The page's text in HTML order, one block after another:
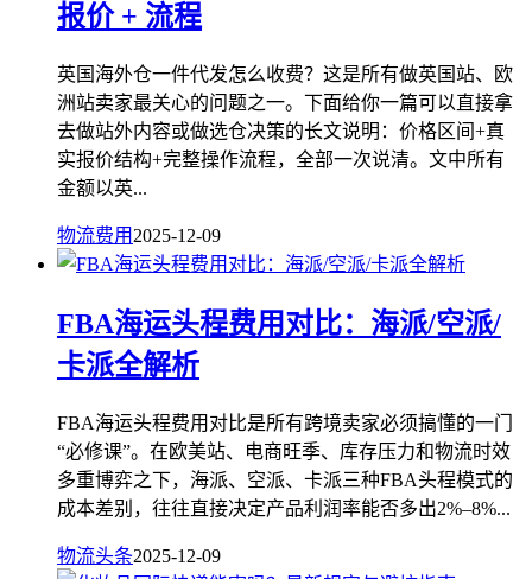
报价 + 流程
英国海外仓一件代发怎么收费？这是所有做英国站、欧
洲站卖家最关心的问题之一。下面给你一篇可以直接拿
去做站外内容或做选仓决策的长文说明：价格区间+真
实报价结构+完整操作流程，全部一次说清。文中所有
金额以英...
物流费用 2025-12-09
FBA海运头程费用对比：海派/空派/
卡派全解析
FBA海运头程费用对比是所有跨境卖家必须搞懂的一门
“必修课”。在欧美站、电商旺季、库存压力和物流时效
多重博弈之下，海派、空派、卡派三种FBA头程模式的
成本差别，往往直接决定产品利润率能否多出2%–8%...
物流头条2025-12-09